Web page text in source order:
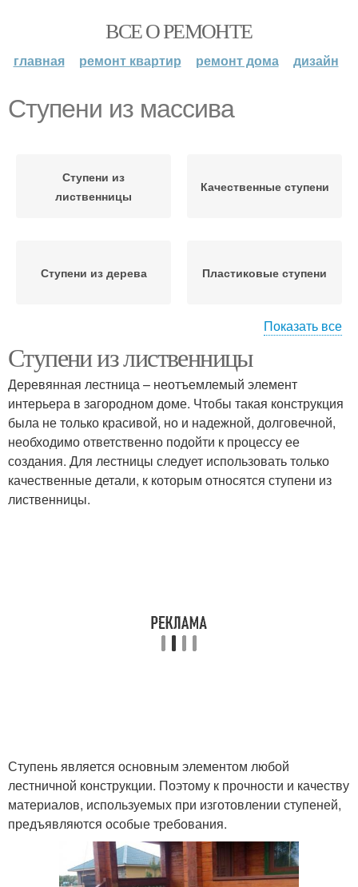
ВСЕ О РЕМОНТЕ
главная ремонт квартир ремонт дома дизайн
Ступени из массива
Ступени из
лиственницы
Качественные ступени
Ступени из дерева Пластиковые ступени
Ступени для лестниц Ступени из дуба
Лестничные ступени
Показать все
Ступени из лиственницы
Деревянная лестница – неотъемлемый элемент
интерьера в загородном доме. Чтобы такая конструкция
была не только красивой, но и надежной, долговечной,
необходимо ответственно подойти к процессу ее
создания. Для лестницы следует использовать только
качественные детали, к которым относятся ступени из
лиственницы.
Ступень является основным элементом любой
лестничной конструкции. Поэтому к прочности и качеству
материалов, используемых при изготовлении ступеней,
предъявляются особые требования.